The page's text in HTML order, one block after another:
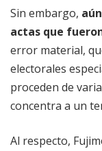
Sin embargo,
actas que
error material,
electorales
proceden de
concentra a un
Al respecto,